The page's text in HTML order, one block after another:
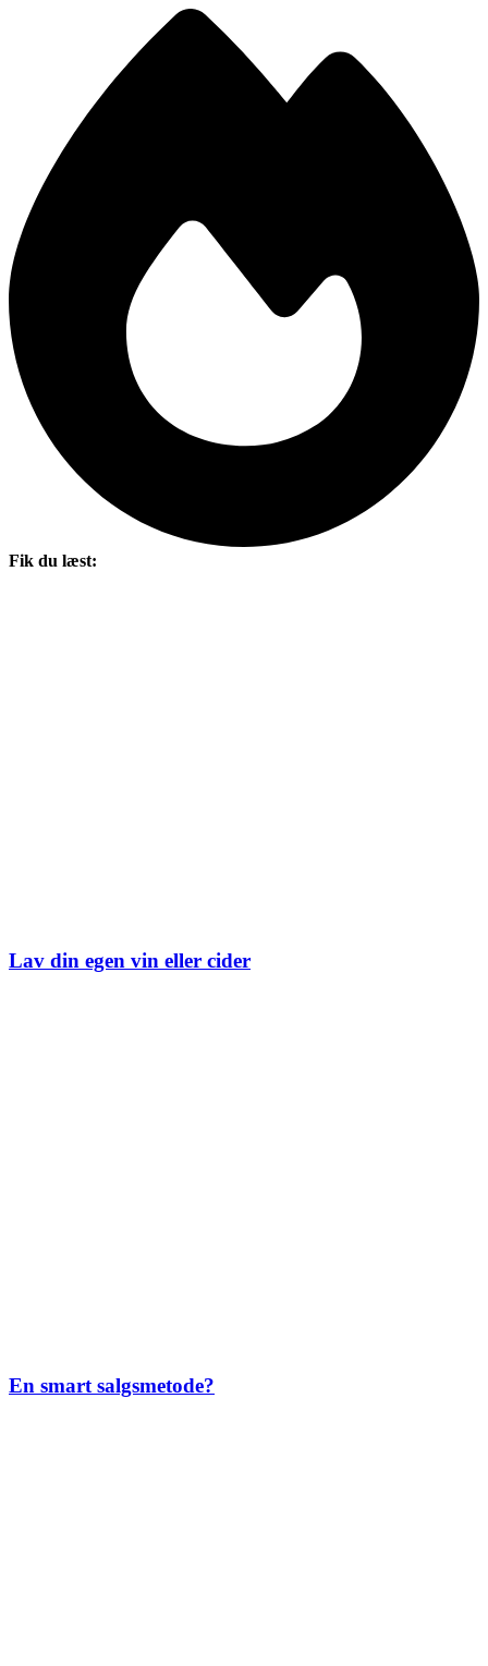
Fik du læst:
Lav din egen vin eller cider
En smart salgsmetode?